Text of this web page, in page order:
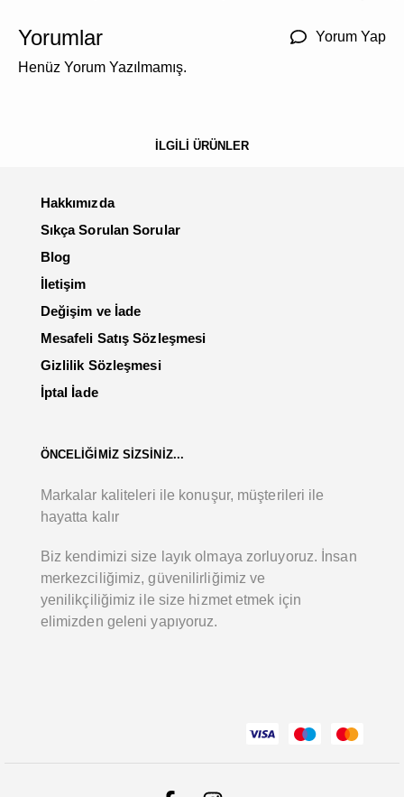
Yorumlar
Yorum Yap
Henüz Yorum Yazılmamış.
İLGİLİ ÜRÜNLER
Hakkımızda
Sıkça Sorulan Sorular
Blog
İletişim
Değişim ve İade
Mesafeli Satış Sözleşmesi
Gizlilik Sözleşmesi
İptal İade
ÖNCELİĞİMİZ SİZSİNİZ...
Markalar kaliteleri ile konuşur, müşterileri ile
hayatta kalır
Biz kendimizi size layık olmaya zorluyoruz. İnsan
merkezciliğimiz, güvenilirliğimiz ve
yenilikçiliğimiz ile size hizmet etmek için
elimizden geleni yapıyoruz.